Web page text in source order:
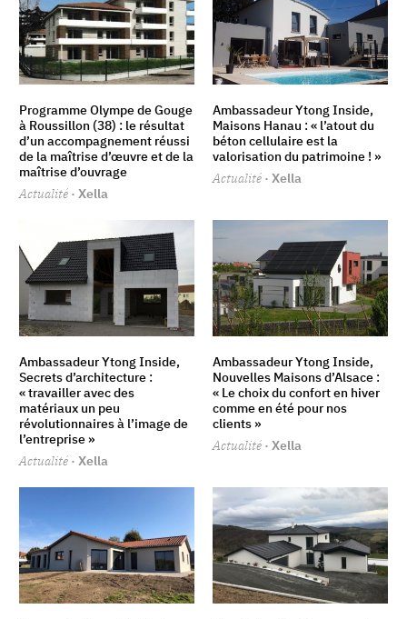
Programme Olympe de Gouge
à Roussillon (38) : le résultat
d’un accompagnement réussi
de la maîtrise d’œuvre et de la
maîtrise d’ouvrage
Actualité · Xella
Ambassadeur Ytong Inside,
Maisons Hanau : « l’atout du
béton cellulaire est la
valorisation du patrimoine ! »
Actualité · Xella
Ambassadeur Ytong Inside,
Secrets d’architecture :
« travailler avec des
matériaux un peu
révolutionnaires à l’image de
l’entreprise »
Actualité · Xella
Ambassadeur Ytong Inside,
Nouvelles Maisons d’Alsace :
« Le choix du confort en hiver
comme en été pour nos
clients »
Actualité · Xella